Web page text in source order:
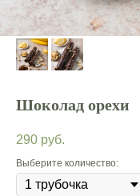
Шоколад орехи
290 руб.
Выберите количество: